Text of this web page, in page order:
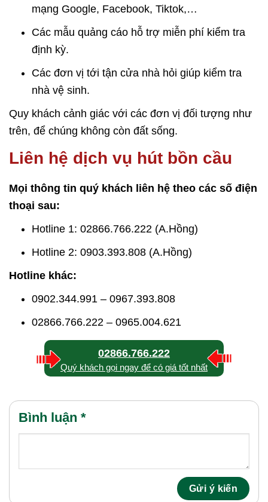
mạng Google, Facebook, Tiktok,…
Các mẫu quảng cáo hỗ trợ miễn phí kiểm tra
định kỳ.
Các đơn vị tới tận cửa nhà hỏi giúp kiểm tra
nhà vệ sinh.
Quy khách cảnh giác với các đơn vị đối tượng như
trên, để chúng không còn đất sống.
Liên hệ dịch vụ hút bồn cầu
Mọi thông tin quý khách liên hệ theo các số điện
thoại sau:
Hotline 1: 02866.766.222 (A.Hồng)
Hotline 2: 0903.393.808 (A.Hồng)
Hotline khác:
0902.344.991 – 0967.393.808
02866.766.222 – 0965.004.621
02866.766.222
Quý khách gọi ngay để có giá tốt nhất
Bình luận *